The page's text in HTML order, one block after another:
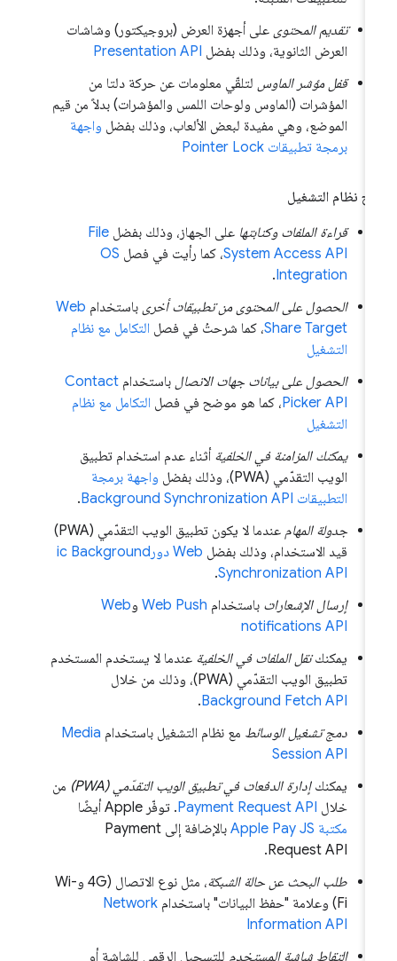
تقديم المحتوىعلى أجهزة العرض (بروجيكتور) وشاشات
العرض الثانوية، وذلك بفضلPresentation API
قفل مؤشر الماوسلتلقّي معلومات عن حركة دلتا من
المؤشرات (الماوس ولوحات اللمس والمؤشرات) بدلاً من قيم
الموضع، وهي مفيدة لبعض الألعاب، وذلك بفضلواجهة
برمجة تطبيقات Pointer Lock
نظام التشغيل
قراءة الملفات وكتابتهاعلى الجهاز، وذلك بفضلFile
System Access API، كما رأيت في فصلOS
Integration
.
الحصول على المحتوى من تطبيقات أخرىباستخدامWeb
Share Target، كما شرحتُ في فصلالتكامل مع نظام
التشغيل
الحصول على بيانات جهات الاتصالباستخدامContact
Picker API، كما هو موضح في فصلالتكامل مع نظام
التشغيل
يمكنك المزامنة في الخلفيةأثناء عدم استخدام تطبيق
الويب التقدّمي (PWA)، وذلك بفضل
واجهة برمجة
التطبيقات Background Synchronization API
.
جدولة المهام
عندما لا يكون تطبيق الويب التقدّمي (PWA)
قيد الاستخدام، وذلك بفضل
Web دورic Background
Synchronization API
.
إرسال الإشعاراتباستخدامWeb PushوWeb
notifications API
يمكنكنقل الملفات في الخلفيةعندما لا يستخدم المستخدم
تطبيق الويب التقدّمي (PWA)، وذلك من خلال
Background Fetch API
.
دمج تشغيل الوسائطمع نظام التشغيل باستخدامMedia
Session API
يمكنكإدارة الدفعات في تطبيق الويب التقدّمي (PWA)
من
خلالPayment Request API. توفّر Apple أيضًا
مكتبة Apple Pay JS
بالإضافة إلى Payment
Request API.
طلب البحث عن حالة الشبكة
، مثل نوع الاتصال (4G وWi-
Network
Information API
التقاط شاشة المستخدمللتسجيل الرقمي للشاشة أو